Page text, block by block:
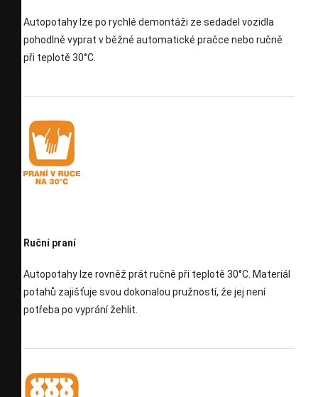
Autopotahy lze po rychlé demontáži ze sedadel vozidla
pohodlně vyprat v běžné automatické pračce nebo ručně
při teplotě 30°C.
Ruční praní
Autopotahy lze rovněž prát ručně při teplotě 30°C. Materiál
potahů zajišťuje svou dokonalou pružností, že jej není
potřeba po vyprání žehlit.